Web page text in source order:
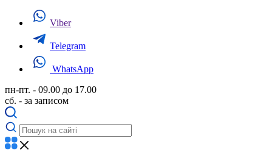
Viber
Telegram
WhatsApp
пн-пт. - 09.00 до 17.00
сб. - за записом